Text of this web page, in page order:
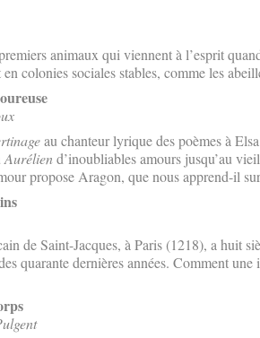
animaux qui viennent à l’esprit
colonies sociales stables, comme les
au chanteur lyrique des poèmes à
Auréliend’inoubliables amours jusqu’au
propose Aragon, que nous apprend-il
de Saint-Jacques, à Paris (1218), a huit
quarante dernières années. Comment